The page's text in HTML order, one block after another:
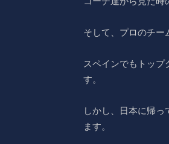
そして、プロのチー
スペインでもトップ
す。
しかし、日本に帰
ます。